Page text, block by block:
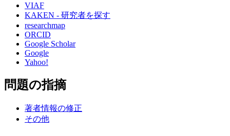
VIAF
KAKEN - 研究者を探す
researchmap
ORCID
Google Scholar
Google
Yahoo!
問題の指摘
著者情報の修正
その他